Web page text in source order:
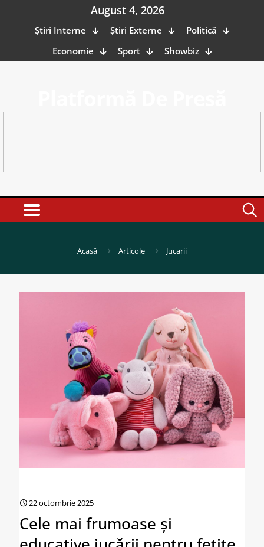
August 4, 2026
Știri Interne Știri Externe
Politică
Economie
Sport Showbiz
Acasă Articole Jucarii
22 octombrie 2025
Cele mai frumoase și